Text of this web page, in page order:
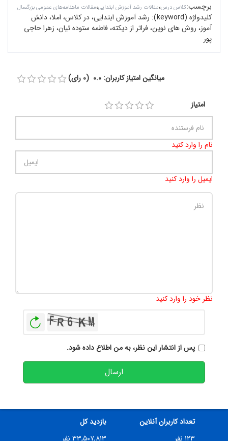
برچسب:کلاس درس،مقالات رشد آموزش ابتدایی،مقالات ماهنامه‌های عمومی بزرگسال
کلیدواژه (keyword):
رشد آموزش ابتدایی، در کلاس، املا، دانش
آموز، روش های نوین، فراتر از دیکته، فاطمه ستوده ئیان، زهرا حاجی
پور
میانگین امتیاز کاربران: 0.0 (0 رای)
امتیاز
نام را وارد کنید
ایمیل را وارد کنید
نظر خود را وارد کنید
پس از انتشار این نظر، به من اطلاع داده شود.
ارسال
تعداد کاربران آنلاین
۱۲۳ نفر
بازدید کل
۳۳,۵۰۷,۸۱۳ نفر